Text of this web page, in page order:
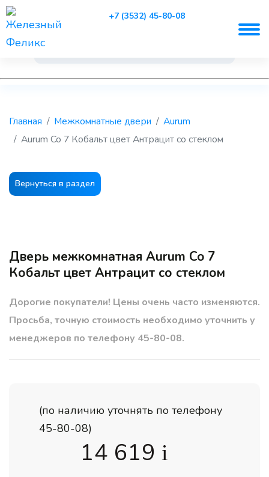
+7 (3532) 45-80-08
Главная Межкомнатные двери
Aurum
Aurum Co 7 Кобальт цвет Антрацит со стеклом
Вернуться в раздел
Дверь межкомнатная Aurum Co 7
Кобальт цвет Антрацит со стеклом
Дорогие покупатели! Цены очень часто изменяются.
Просьба, точную стоимость необходимо уточнить у
менеджеров по телефону 45-80-08.
(по наличию уточнять по телефону
45-80-08)
14 619 i